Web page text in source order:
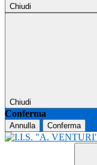
Chiudi
Chiudi
Conferma
Annulla Conferma